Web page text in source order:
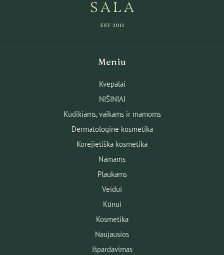
Meniu
Kvepalai
NIŠINIAI
Kūdikiams, vaikams ir mamoms
Dermatologinė kosmetika
Korėjietiška kosmetika
Namams
Plaukams
Veidui
Kūnui
Kosmetika
Naujausios
Išpardavimas